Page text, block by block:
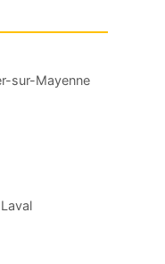
sur-Mayenne